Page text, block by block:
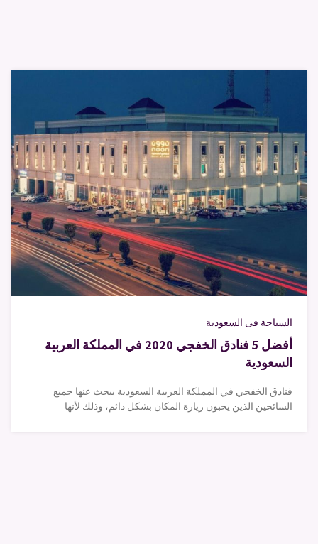
السياحة فى السعودية
أفضل 5 فنادق الخفجي 2020 في المملكة العربية
السعودية
فنادق الخفجي في المملكة العربية السعودية يبحث عنها جميع
السائحين الذين يحبون زيارة المكان بشكل دائم، وذلك لأنها